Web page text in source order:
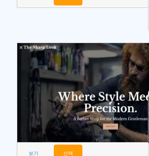
보기 선택